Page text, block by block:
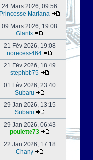
24 Mars 2026, 09:56
Princesse Mariana
09 Mars 2026, 19:08
Giants
21 Fév 2026, 19:08
norecess464
21 Fév 2026, 18:49
stephbb75
01 Fév 2026, 23:40
Subaru
29 Jan 2026, 13:15
Subaru
29 Jan 2026, 06:43
poulette73
22 Jan 2026, 17:18
Chany